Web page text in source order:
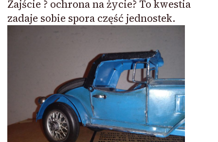
Zajście ? ochrona na życie? To kwestia
zadaje sobie spora część jednostek.